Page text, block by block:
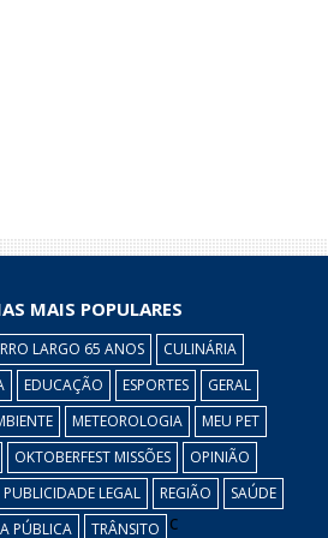
MAIS POPULARES
LARGO 65 ANOS
CULINÁRIA
EDUCAÇÃO ESPORTES
GERAL
METEOROLOGIA
MEU PET
OKTOBERFEST MISSÕES
OPINIÃO
PUBLICIDADE LEGAL REGIÃO
SAÚDE
PÚBLICA
TRÂNSITO c